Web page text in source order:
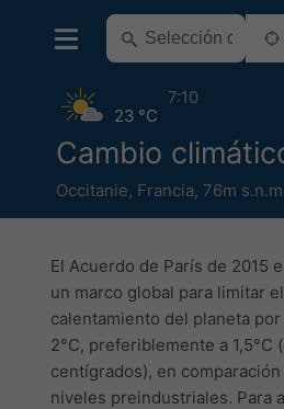
Cambio
Occitanie, Francia, 76m
23 °C
7:10
El Acuerdo de París de 2015
un marco global para limitar el
calentamiento del planeta
2°C, preferiblemente a 1,5°C
centígrados), en
niveles preindustriales. Para